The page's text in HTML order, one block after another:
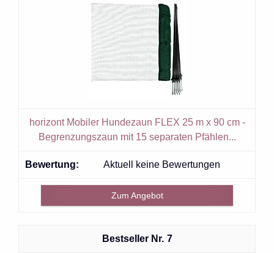
horizont Mobiler Hundezaun FLEX 25 m x 90 cm -
Begrenzungszaun mit 15 separaten Pfählen...
Aktuell keine Bewertungen
Zum Angebot
7